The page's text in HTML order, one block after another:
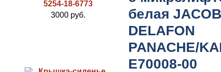
5254-18-6773
3000 руб.
белая JACOB
DELAFON
PANACHE/
E70008-00